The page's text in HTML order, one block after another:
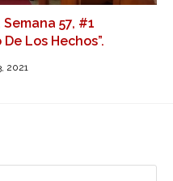
57, #1
Los Hechos”.
2021